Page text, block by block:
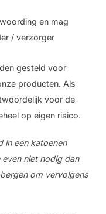
en mag
/ verzorger
gesteld voor
producten. Als
voor de
op eigen risico.
in een katoenen
niet nodig dan
om vervolgens